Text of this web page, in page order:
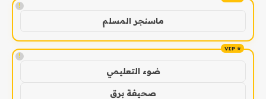
!
ماسنجر المسلم
!
ضوء التعليمي
صحيفة برق